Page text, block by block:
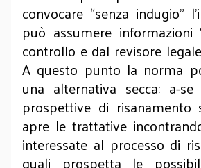
convocare “senza indugio”
può assumere informazioni
controllo e dal revisore
A questo punto la norma
una alternativa secca: a-
prospettive di risanamento
apre le trattative
interessate al processo di